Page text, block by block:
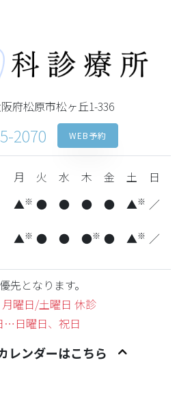
府松原市松ヶ丘1-336
2070 WEB予約
月 火 水 木 金 土
日
▲※ ● ● ● ● ▲※ ／
▲※ ● ● ●※ ● ▲※ ／
先となります。
曜日/土曜日 休診
…日曜日、祝日
レンダーはこちら